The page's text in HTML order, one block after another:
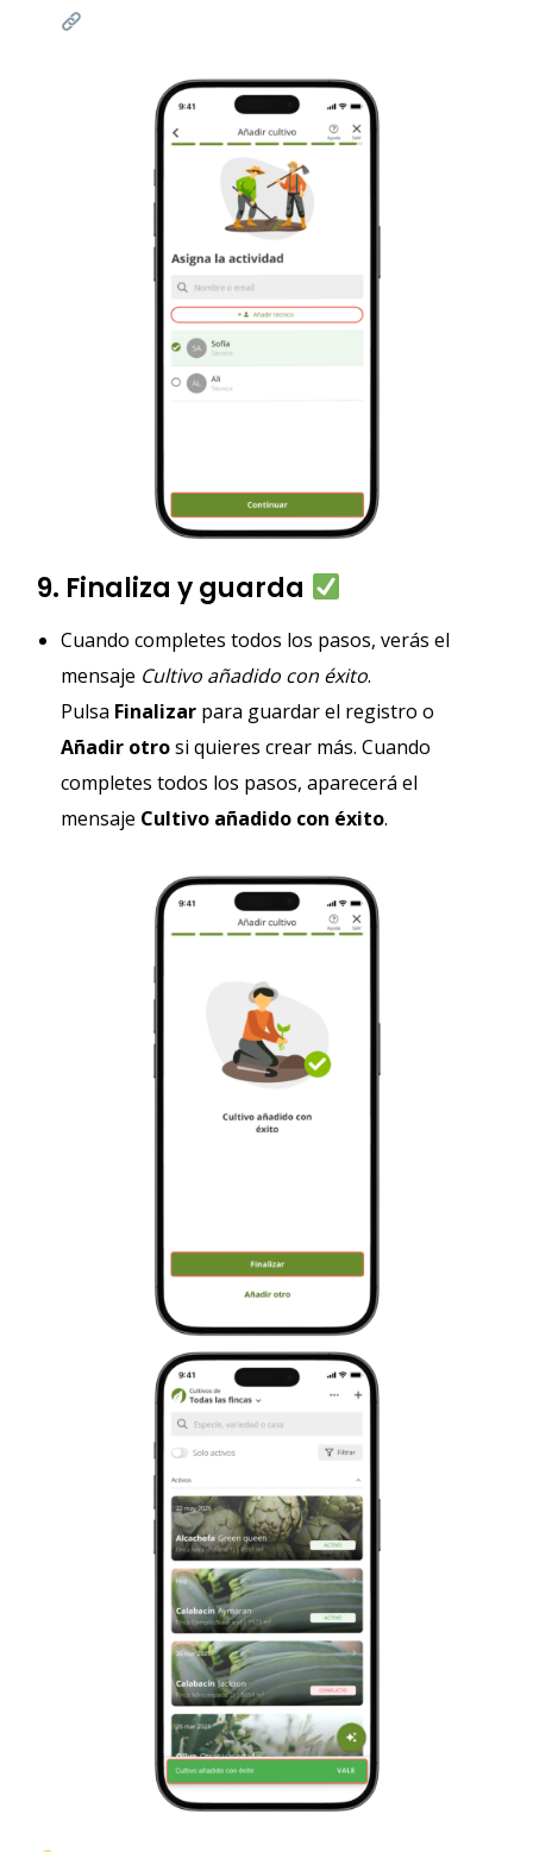
9. Finaliza y guarda
Cuando completes todos los pasos, verás el
mensaje Cultivo añadido con éxito.
Pulsa Finalizar para guardar el registro o
Añadir otrosi quieres crear más. Cuando
completes todos los pasos, aparecerá el
mensaje Cultivo añadido con éxito.